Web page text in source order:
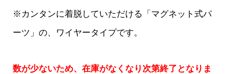
※カンタンに着脱していただける「マグネット式パ
ーツ」の、ワイヤータイプです。
数が少ないため、在庫がなくなり次第終了となりま